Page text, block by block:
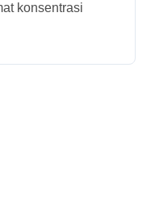
konsentrasi